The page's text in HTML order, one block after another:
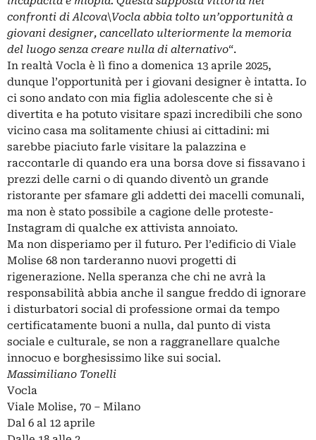
confronti di Alcova\Vocla abbia tolto un’opportunità a
giovani designer, cancellato ulteriormente la memoria
del luogo senza creare nulla di alternativo“.
In realtà Vocla è lì fino a domenica 13 aprile 2025,
dunque l’opportunità per i giovani designer è intatta. Io
ci sono andato con mia figlia adolescente che si è
divertita e ha potuto visitare spazi incredibili che sono
vicino casa ma solitamente chiusi ai cittadini: mi
sarebbe piaciuto farle visitare la palazzina e
raccontarle di quando era una borsa dove si fissavano i
prezzi delle carni o di quando diventò un grande
ristorante per sfamare gli addetti dei macelli comunali,
ma non è stato possibile a cagione delle proteste-
Instagram di qualche ex attivista annoiato.
Ma non disperiamo per il futuro. Per l’edificio di Viale
Molise 68 non tarderanno nuovi progetti di
rigenerazione. Nella speranza che chi ne avrà la
responsabilità abbia anche il sangue freddo di ignorare
i disturbatori social di professione ormai da tempo
certificatamente buoni a nulla, dal punto di vista
sociale e culturale, se non a raggranellare qualche
innocuo e borghesissimo like sui social.
Massimiliano Tonelli
Vocla
Viale Molise, 70 – Milano
Dal 6 al 12 aprile